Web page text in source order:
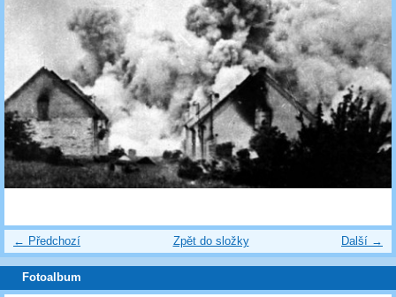
← Předchozí Další →
Zpět do složky
Fotoalbum